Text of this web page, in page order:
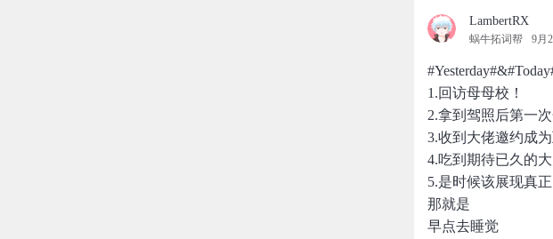
LambertRX
蜗牛拓词帮 9月
1.回访母母校！
2.拿到驾照后第一次
3.收到大佬邀约成
4.吃到期待已久的
5.是时候该展现真正
那就是
早点去睡觉